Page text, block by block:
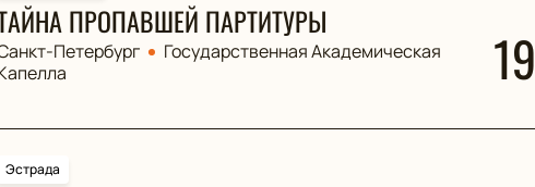
ПРОПАВШЕЙ ПАРТИТУРЫ
Петербург
Государственная Академическая
19
Эстрада